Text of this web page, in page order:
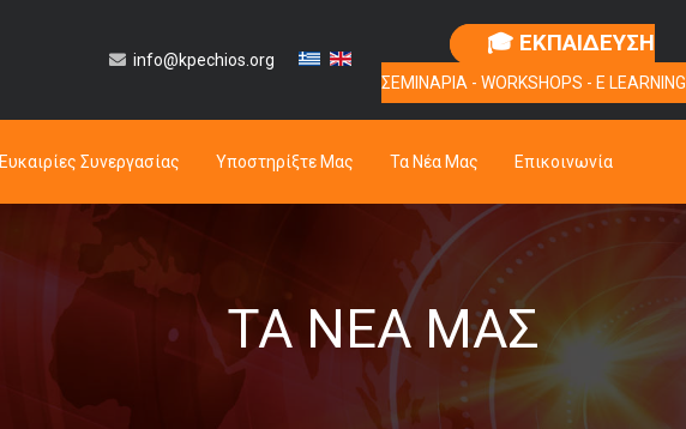
info@kpechios.org
🎓 ΕΚΠΑΙΔΕΥΣΗ
ΣΕΜΙΝΑΡΙΑ - WORKSHOPS - E LEARNING
Ευκαιρίες Συνεργασίας Υποστηρίξτε Μας Τα Νέα Μας Επικοινωνία
ΤΑ ΝΈΑ ΜΑΣ